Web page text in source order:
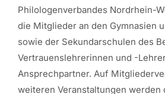
Philologenverbandes Nordrhein-
die Mitglieder an den Gymnasien
sowie der Sekundarschulen des
Vertrauenslehrerinnen und -
Ansprechpartner. Auf
weiteren Veranstaltungen werden